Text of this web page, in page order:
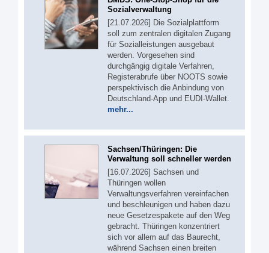
Sozialverwaltung
[21.07.2026] Die Sozialplattform
soll zum zentralen digitalen Zugang
für Sozialleistungen ausgebaut
werden. Vorgesehen sind
durchgängig digitale Verfahren,
Registerabrufe über NOOTS sowie
perspektivisch die Anbindung von
Deutschland-App und EUDI-Wallet.
mehr...
Sachsen/Thüringen: Die
Verwaltung soll schneller werden
[16.07.2026] Sachsen und
Thüringen wollen
Verwaltungsverfahren vereinfachen
und beschleunigen und haben dazu
neue Gesetzespakete auf den Weg
gebracht. Thüringen konzentriert
sich vor allem auf das Baurecht,
während Sachsen einen breiten